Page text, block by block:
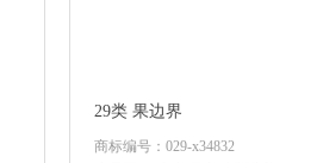
29类 果边界
商标编号：029-x34832